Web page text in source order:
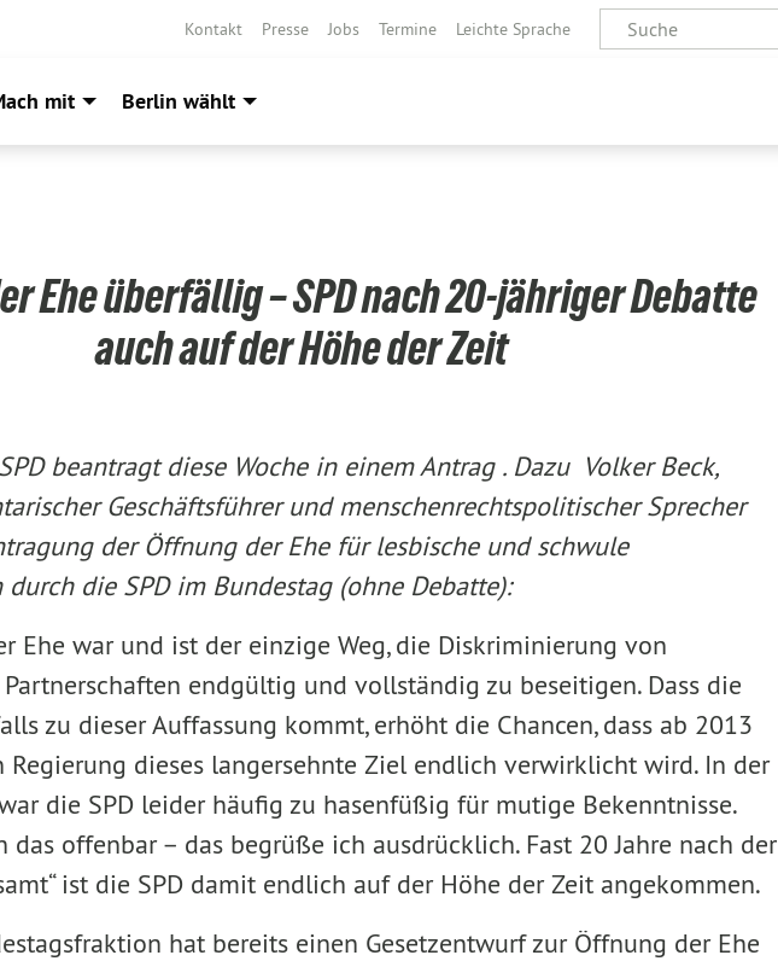
Kontakt Presse Jobs Termine Leichte Sprache
mit Berlin wählt
Ehe überfällig – SPD nach 20-jähriger Debatte
auch auf der Höhe der Zeit
beantragt diese Woche in einem Antrag . Dazu Volker Beck,
Geschäftsführer und menschenrechtspolitischer Sprecher
der Öffnung der Ehe für lesbische und schwule
durch die SPDim Bundestag (ohne Debatte):
Ehe war und ist der einzige Weg, die Diskriminierung von
endgültig und vollständig zu beseitigen. Dass die
zu dieser Auffassung kommt, erhöht die Chancen, dass ab 2013
Regierung dieses langersehnte Ziel endlich verwirklicht wird. In der
die SPD leider häufig zu hasenfüßig für mutige Bekenntnisse.
das offenbar – das begrüße ich ausdrücklich. Fast 20 Jahre nach der
ist die SPD damit endlich auf der Höhe der Zeit angekommen.
hat bereits einen Gesetzentwurf zur Öffnung der Ehe